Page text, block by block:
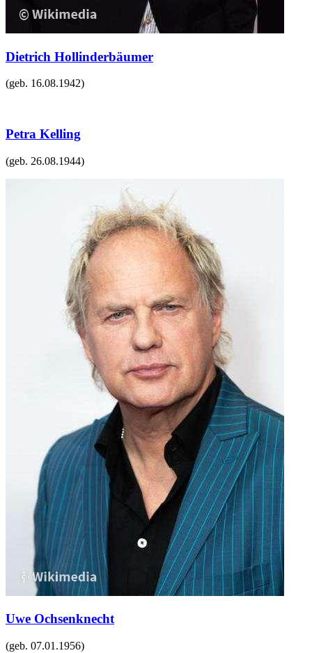
Dietrich Hollinderbäumer
(geb. 16.08.1942)
Petra Kelling
(geb. 26.08.1944)
Uwe Ochsenknecht
(geb. 07.01.1956)